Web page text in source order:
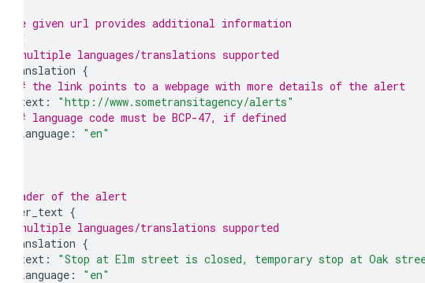
# the given url provides additional information
{
# multiple languages/translations supported
translation {
# the link points to a webpage with more details of the alert
text :
"http://www.sometransitagency/alerts"
# language code must be BCP-47, if defined
language :
"en"
# header of the alert
header_text {
# multiple languages/translations supported
translation {
text :
"Stop at Elm street is closed, temporary stop at Oak
language :
"en"